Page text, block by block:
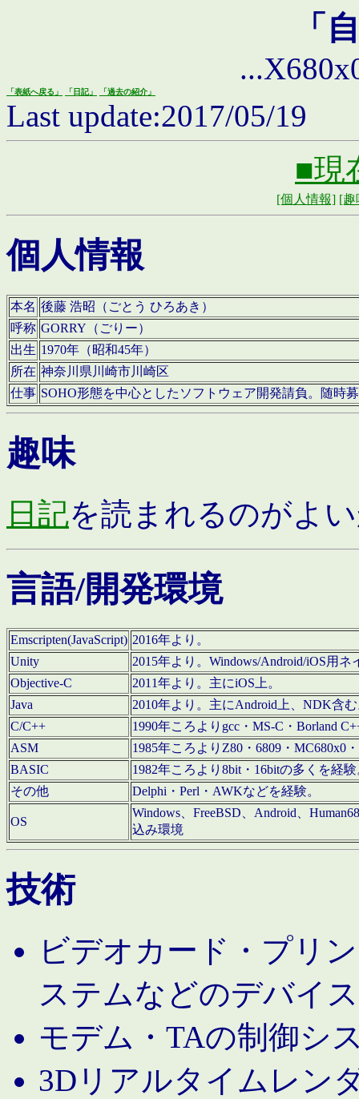
「
「表紙へ戻る」 「日記」 「過去の紹介」
Last update:2017/05/19
■現
[個人情報] [趣
個人情報
本名 後藤 浩昭（ごとう ひろあき）
呼称 GORRY（ごりー）
出生 1970年（昭和45年）
所在 神奈川県川崎市川崎区
仕事 SOHO形態を中心としたソフトウェア開発請負。随時
趣味
日記を読まれるのがよ
言語/開発環境
Emscripten(JavaScript) 2016年より。
Unity
2015年より。Windows/Android/iOS用
Objective-C
2011年より。主にiOS上。
Java
2010年より。主にAndroid上、NDK含
C/C++
1990年ころよりgcc・MS-C・Borland
ASM
1985年ころよりZ80・6809・MC680x0
BASIC
1982年ころより8bit・16bitの多くを経
その他
Delphi・Perl・AWKなどを経験。
OS
Windows、FreeBSD、Android、
込み環境
技術
ビデオカード・プリ
ステムなどのデバイ
モデム・TAの制御シ
3Dリアルタイムレン